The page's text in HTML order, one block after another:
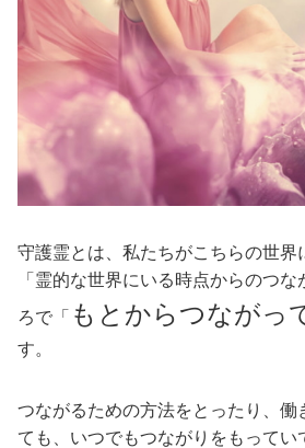
守護霊とは、私たちがこちらの世界
「霊的な世界にいる時点からのつ
ろで「 もとからつながっ
す。
つながるための方法をとったり、働
ても、いつでもつながりをもってい